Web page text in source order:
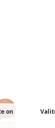
on